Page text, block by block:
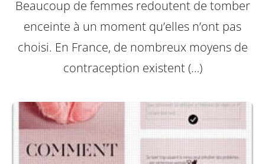
Beaucoup de femmes redoutent de tomber
enceinte à un moment qu’elles n’ont pas
choisi. En France, de nombreux moyens de
contraception existent (…)